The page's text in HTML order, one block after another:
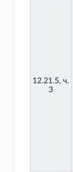
12.21.5, ч.
3